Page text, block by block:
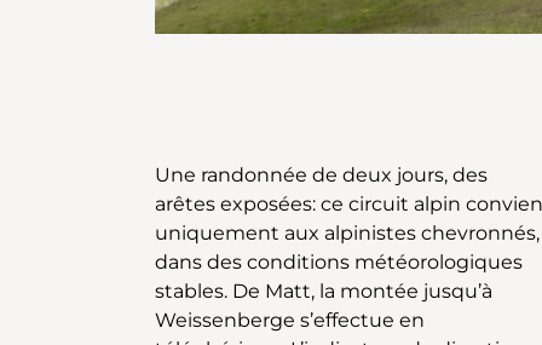
Une randonnée de deux jours, des
arêtes exposées: ce circuit alpin
uniquement aux alpinistes chevronnés,
dans des conditions météorologiques
stables. De Matt, la montée jusqu’à
Weissenberge s’effectue en
change constamment: après un pierrier
aux reflets bruns et jaunâtres, la
prend une teinte gris foncé, puis rouge.
Sur le Gipsgrat, le sol est blanc. Après le
col de Wissmeilenpass, le balisage
devient blanc-rouge-blanc. Bientôt, la